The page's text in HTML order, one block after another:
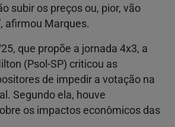
subir os preços ou, pior, vão
afirmou Marques.
que propõe a jornada 4x3, a
(Psol-SP) criticou as
de impedir a votação na
Segundo ela, houve
os impactos econômicos das